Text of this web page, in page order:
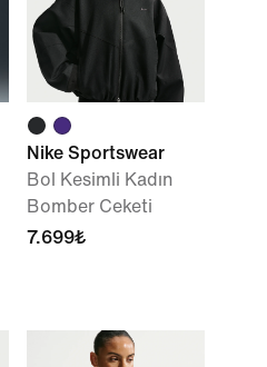
Nike Sportswear
Bol Kesimli Kadın
Bomber Ceketi
7.699₺